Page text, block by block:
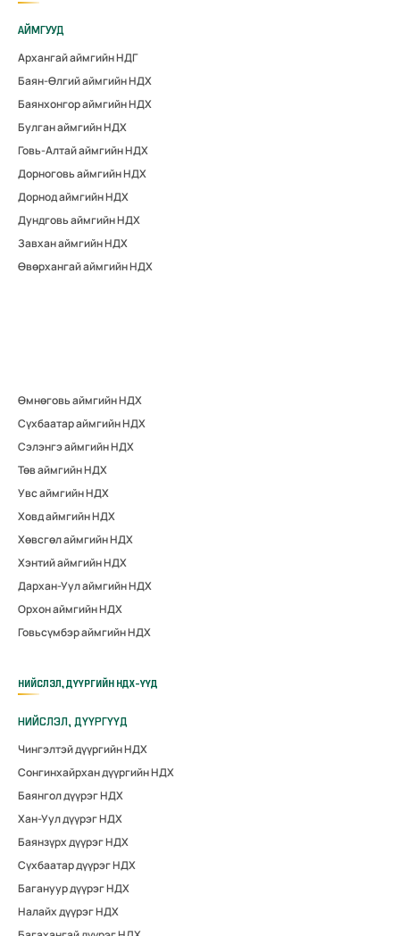
АЙМГУУД
Архангай аймгийн НДГ
Баян-Өлгий аймгийн НДХ
Баянхонгор аймгийн НДХ
Булган аймгийн НДХ
Говь-Алтай аймгийн НДХ
Дорноговь аймгийн НДХ
Дорнод аймгийн НДХ
Дундговь аймгийн НДХ
Завхан аймгийн НДХ
Өвөрхангай аймгийн НДХ
Өмнөговь аймгийн НДХ
Сүхбаатар аймгийн НДХ
Сэлэнгэ аймгийн НДХ
Төв аймгийн НДХ
Увс аймгийн НДХ
Ховд аймгийн НДХ
Хөвсгөл аймгийн НДХ
Хэнтий аймгийн НДХ
Дархан-Уул аймгийн НДХ
Орхон аймгийн НДХ
Говьсүмбэр аймгийн НДХ
НИЙСЛЭЛ, ДҮҮРГИЙН НДХ-ҮҮД
НИЙСЛЭЛ, ДҮҮРГҮҮД
Чингэлтэй дүүргийн НДХ
Сонгинхайрхан дүүргийн НДХ
Баянгол дүүрэг НДХ
Хан-Уул дүүрэг НДХ
Баянзүрх дүүрэг НДХ
Сүхбаатар дүүрэг НДХ
Багануур дүүрэг НДХ
Налайх дүүрэг НДХ